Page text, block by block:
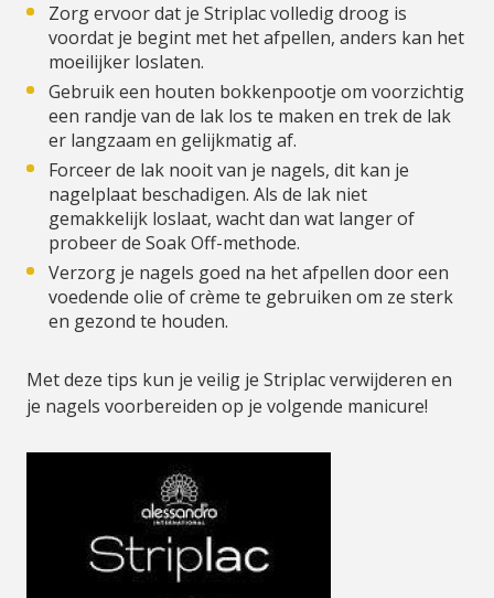
Zorg ervoor dat je Striplac volledig droog is
voordat je begint met het afpellen, anders kan het
moeilijker loslaten.
Gebruik een houten bokkenpootje om voorzichtig
een randje van de lak los te maken en trek de lak
er langzaam en gelijkmatig af.
Forceer de lak nooit van je nagels, dit kan je
nagelplaat beschadigen. Als de lak niet
gemakkelijk loslaat, wacht dan wat langer of
probeer de Soak Off-methode.
Verzorg je nagels goed na het afpellen door een
voedende olie of crème te gebruiken om ze sterk
en gezond te houden.
Met deze tips kun je veilig je Striplac verwijderen en
je nagels voorbereiden op je volgende manicure!